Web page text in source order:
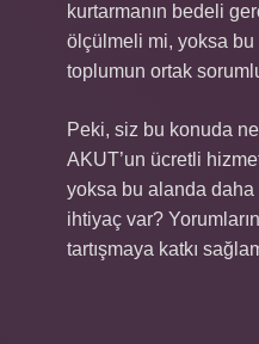
kurtarmanın bedeli
ölçülmeli mi, yoksa
toplumun ortak
Peki, siz bu konuda
AKUT’un ücretli
yoksa bu alanda daha
ihtiyaç var?
tartışmaya katkı